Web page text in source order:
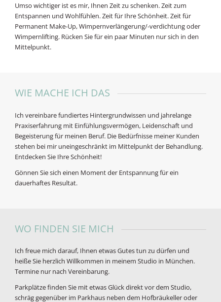
Umso wichtiger ist es mir, Ihnen Zeit zu schenken. Zeit zum
Entspannen und Wohlfühlen. Zeit für Ihre Schönheit. Zeit für
Permanent Make-Up, Wimpernverlängerung/-verdichtung oder
Wimpernlifting. Rücken Sie für ein paar Minuten nur sich in den
Mittelpunkt.
WIE MACHE ICH DAS
Ich vereinbare fundiertes Hintergrundwissen und jahrelange
Praxiserfahrung mit Einfühlungsvermögen, Leidenschaft und
Begeisterung für meinen Beruf. Die Bedürfnisse meiner Kunden
stehen bei mir uneingeschränkt im Mittelpunkt der Behandlung.
Entdecken Sie Ihre Schönheit!
Gönnen Sie sich einen Moment der Entspannung für ein
dauerhaftes Resultat.
WO FINDEN SIE MICH
Ich freue mich darauf, Ihnen etwas Gutes tun zu dürfen und
heiße Sie herzlich Willkommen in meinem Studio in München.
Termine nur nach Vereinbarung.
Parkplätze finden Sie mit etwas Glück direkt vor dem Studio,
schräg gegenüber im Parkhaus neben dem Hofbräukeller oder